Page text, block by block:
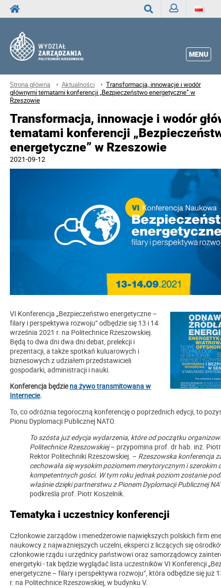
MENU
Strona główna Aktualności
Transformacja, innowacje i wodór
głównymi tematami konferencji „Bezpieczeństwo energetyczne” w
Rzeszowie
Transformacja, innowacje i wodór
tematami konferencji
energetyczne” w Rzeszowie
2021-09-12
VI Konferencja „Bezpieczeństwo energetyczne –
filary i perspektywa rozwoju” odbędzie się 13 i 14
września 2021 r. na Politechnice Rzeszowskiej.
Będą to dwa dni dwa dni debat, prelekcji i
prezentacji, a także spotkań kuluarowych i
biznesowych z udziałem przedstawicieli
gospodarki, administracji i nauki.
Konferencja będzie na żywo transmitowana w
Internecie.
To, co odróżnia tegoroczną konferencję o poprzednich edycji, to
Pionu Dyplomacji Publicznej NATO.
To szósta już edycja wydarzenia, które od początku
Politechnice Rzeszowskiej– przypomina prof. dr hab. inż.
Rektor Politechniki Rzeszowskiej. – Rzeszowska konferencja
cechowała się wysokim poziomem merytorycznym i szerokim
kompetentnych gości. W tym roku jednak poziom zostanie
właśnie dzięki partnerstwu z Pionem Dyplomacji Publicznej
podkreśla prof. Piotr Koszelnik.
Tematyka i uczestnicy konferencji
Członkowie zarządów i menedżerowie największych polskich firm
naukowcy z najważniejszych uczelni, eksperci z liczących się
członkowie rządu i urzędnicy państwowi oraz samorządowcy
energetyki - tak będzie wyglądać lista uczestników VI Konferencji
energetyczne – filary i perspektywa rozwoju”, która odbędzie się już
r. na Politechnice Rzeszowskiej, w budynku V.